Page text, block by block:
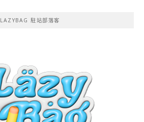
LAZYBAG 駐站部落客